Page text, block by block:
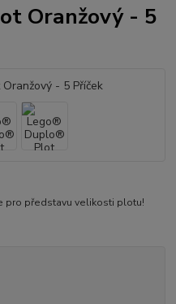
Oranžový - 5
pro představu velikosti plotu!